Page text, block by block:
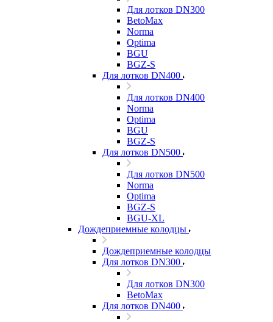
Для лотков DN300
BetoMax
Norma
Optima
BGU
BGZ-S
Для лотков DN400
Для лотков DN400
Norma
Optima
BGU
BGZ-S
Для лотков DN500
Для лотков DN500
Norma
Optima
BGZ-S
BGU-XL
Дождеприемные колодцы
Дождеприемные колодцы
Для лотков DN300
Для лотков DN300
BetoMax
Для лотков DN400